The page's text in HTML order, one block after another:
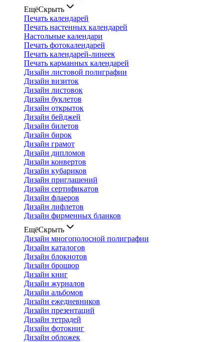
ЕщёСкрыть
Печать календарей
Печать настенных календарей
Настольные календари
Печать фотокалендарей
Печать календарей-линеек
Печать карманных календарей
Дизайн листовой полиграфии
Дизайн визиток
Дизайн листовок
Дизайн буклетов
Дизайн открыток
Дизайн бейджей
Дизайн билетов
Дизайн бирок
Дизайн грамот
Дизайн дипломов
Дизайн конвертов
Дизайн кубариков
Дизайн приглашений
Дизайн сертификатов
Дизайн флаеров
Дизайн лифлетов
Дизайн фирменных бланков
ЕщёСкрыть
Дизайн многополосной полиграфии
Дизайн каталогов
Дизайн блокнотов
Дизайн брошюр
Дизайн книг
Дизайн журналов
Дизайн альбомов
Дизайн ежедневников
Дизайн презентаций
Дизайн тетрадей
Дизайн фотокниг
Дизайн обложек